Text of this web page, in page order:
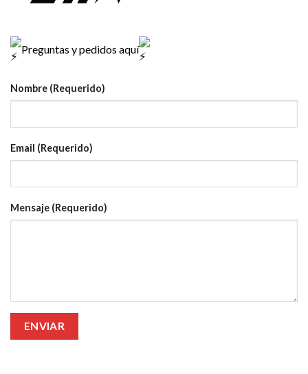
Preguntas y pedidos aquí
Nombre (Requerido)
Email (Requerido)
Mensaje (Requerido)